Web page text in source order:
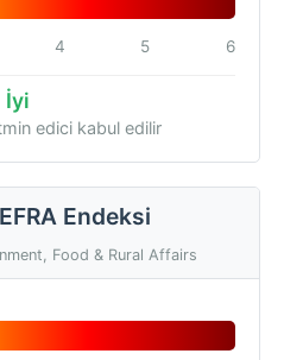
4 5 6
İyi
edici kabul edilir
Endeksi
Food & Rural Affairs